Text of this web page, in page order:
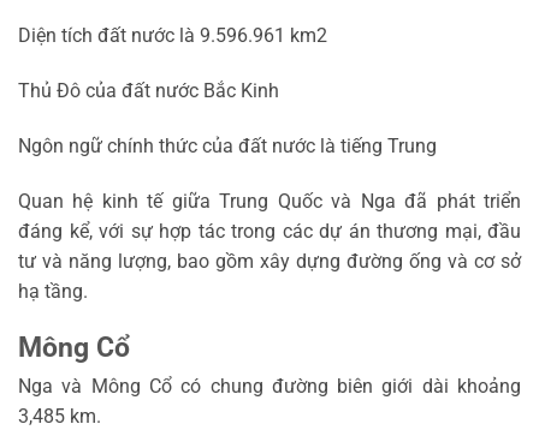
Diện tích đất nước là 9.596.961 km2
Thủ Đô của đất nước Bắc Kinh
Ngôn ngữ chính thức của đất nước là tiếng Trung
Quan hệ kinh tế giữa Trung Quốc và Nga đã phát triển
đáng kể, với sự hợp tác trong các dự án thương mại, đầu
tư và năng lượng, bao gồm xây dựng đường ống và cơ sở
hạ tầng.
Mông Cổ
Nga và Mông Cổ có chung đường biên giới dài khoảng
3,485 km.